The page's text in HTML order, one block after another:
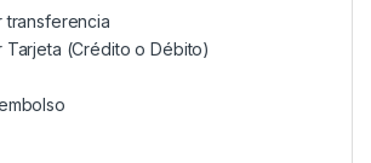
transferencia
Tarjeta (Crédito o Débito)